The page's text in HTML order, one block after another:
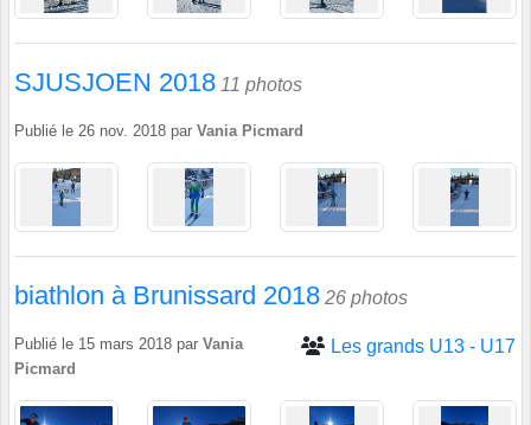
SJUSJOEN 2018 11 photos
Publié le 26 nov. 2018 par Vania Picmard
biathlon à Brunissard 2018 26 photos
Les grands U13 - U17
Publié le 15 mars 2018 par Vania
Picmard